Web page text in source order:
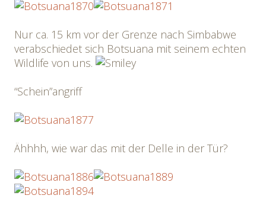
Nur ca. 15 km vor der Grenze nach Simbabwe
verabschiedet sich Botsuana mit seinem echten
Wildlife von uns.
“Schein”angriff
Ähhhh, wie war das mit der Delle in der Tür?